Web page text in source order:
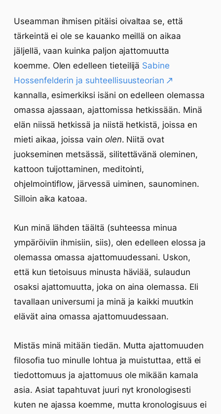
Useamman ihmisen pitäisi oivaltaa se, että
tärkeintä ei ole se kauanko meillä on aikaa
jäljellä, vaan kuinka paljon ajattomuutta
koemme. Olen edelleen tieteilijä Sabine
Hossenfelderin ja suhteellisuusteorian
kannalla, esimerkiksi isäni on edelleen olemassa
omassa ajassaan, ajattomissa hetkissään. Minä
elän niissä hetkissä ja niistä hetkistä, joissa en
mieti aikaa, joissa vain olen. Niitä ovat
juokseminen metsässä, silitettävänä oleminen,
kattoon tuijottaminen, meditointi,
ohjelmointiflow, järvessä uiminen, saunominen.
Silloin aika katoaa.
Kun minä lähden täältä (suhteessa minua
ympäröiviin ihmisiin, siis), olen edelleen elossa ja
olemassa omassa ajattomuudessani. Uskon,
että kun tietoisuus minusta häviää, sulaudun
osaksi ajattomuutta, joka on aina olemassa. Eli
tavallaan universumi ja minä ja kaikki muutkin
elävät aina omassa ajattomuudessaan.
Mistäs minä mitään tiedän. Mutta ajattomuuden
filosofia tuo minulle lohtua ja muistuttaa, että ei
tiedottomuus ja ajattomuus ole mikään kamala
asia. Asiat tapahtuvat juuri nyt kronologisesti
kuten ne ajassa koemme, mutta kronologisuus ei